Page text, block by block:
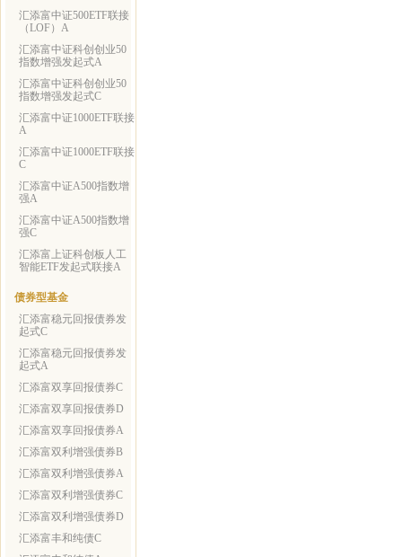
汇添富中证500ETF联接
（LOF）A
汇添富中证科创创业50
指数增强发起式A
汇添富中证科创创业50
指数增强发起式C
汇添富中证1000ETF联接
A
汇添富中证1000ETF联接
C
汇添富中证A500指数增
强A
汇添富中证A500指数增
强C
汇添富上证科创板人工
智能ETF发起式联接A
债券型基金
汇添富稳元回报债券发
起式C
汇添富稳元回报债券发
起式A
汇添富双享回报债券C
汇添富双享回报债券D
汇添富双享回报债券A
汇添富双利增强债券B
汇添富双利增强债券A
汇添富双利增强债券C
汇添富双利增强债券D
汇添富丰和纯债C